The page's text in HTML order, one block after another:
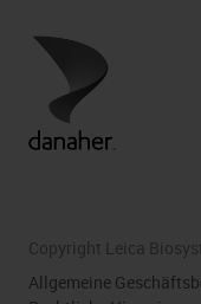
Copyright Leica
Allgemeine